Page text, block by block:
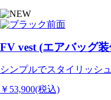
FV vest (エアバッグ
シンプルでスタイリッシ
￥53,900(税込)